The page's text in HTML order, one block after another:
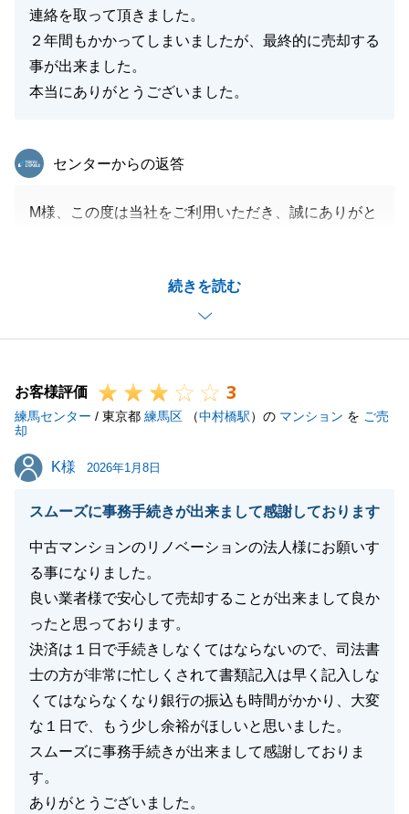
連絡を取って頂きました。
２年間もかかってしまいましたが、最終的に売却する
事が出来ました。
本当にありがとうございました。
続きを読む
東急リバブル
センターからの返答
M様、この度は当社をご利用いただき、誠にありがと
にお取引が完了でき嬉しく思います。
また何かありましたら、お気軽にご相談下さいませ。
閉じる
お客様評価 3
練馬センター / 東京都 練馬区 （中村橋駅）の マンション を ご売
却
K様
K様 2026年1月8日
スムーズに事務手続きが出来まして感謝しております
中古マンションのリノベーションの法人様にお願いす
る事になりました。
良い業者様で安心して売却することが出来まして良か
ったと思っております。
決済は１日で手続きしなくてはならないので、司法書
士の方が非常に忙しくされて書類記入は早く記入しな
くてはならなくなり銀行の振込も時間がかかり、大変
な１日で、もう少し余裕がほしいと思いました。
スムーズに事務手続きが出来まして感謝しておりま
す。
ありがとうございました。